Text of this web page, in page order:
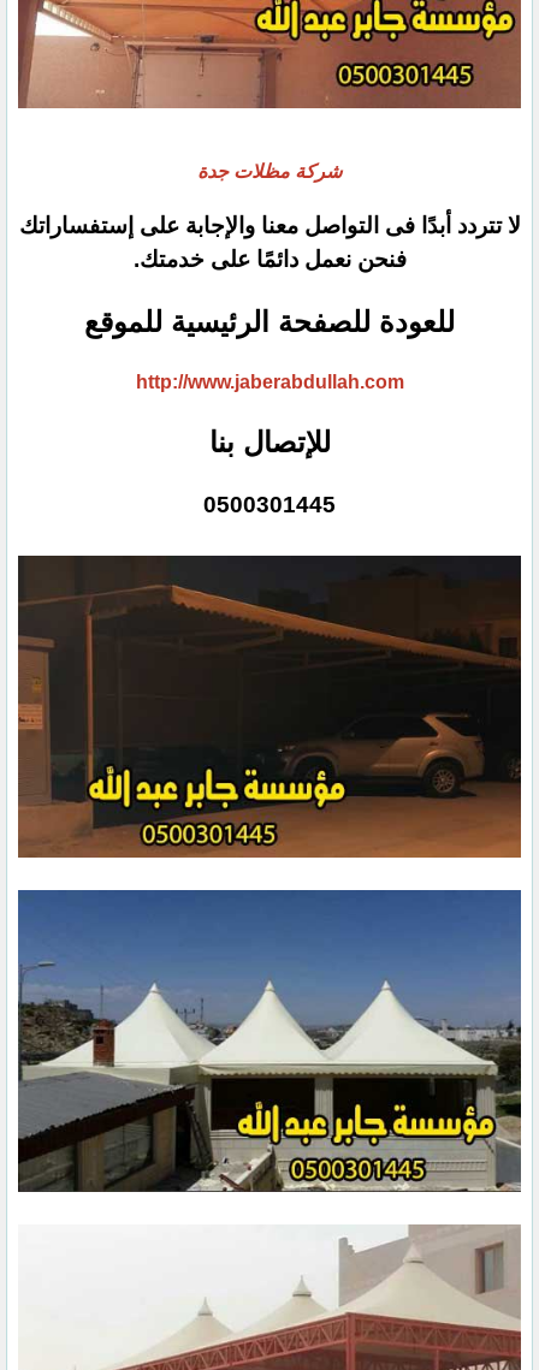
شركة مظلات جدة
لا تتردد أبدًا فى التواصل معنا والإجابة على إستفساراتك
فنحن نعمل دائمًا على خدمتك.
للعودة للصفحة الرئيسية للموقع
http://www.jaberabdullah.com
للإتصال بنا
0500301445